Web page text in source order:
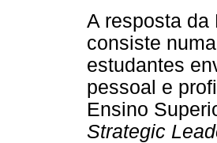
A resposta da
consiste
estudantes
pessoal e
Ensino
Strategic